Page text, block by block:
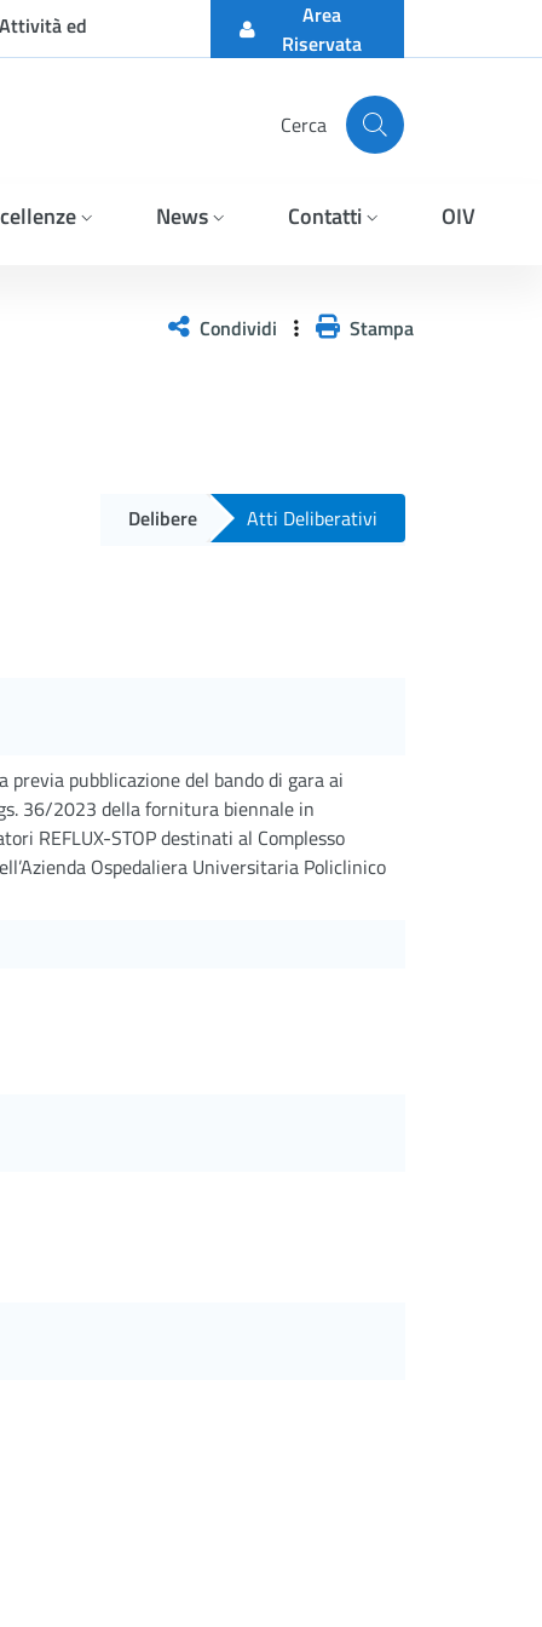
ed
Area
Riservata
Cerca
News Contatti OIV
Condividi Stampa
Delibere Atti Deliberativi
previa pubblicazione del bando di gara ai
36/2023 della fornitura biennale in
REFLUX-STOP destinati al Complesso
Ospedaliera Universitaria Policlinico